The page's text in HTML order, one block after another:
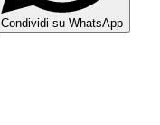
Condividi su WhatsApp